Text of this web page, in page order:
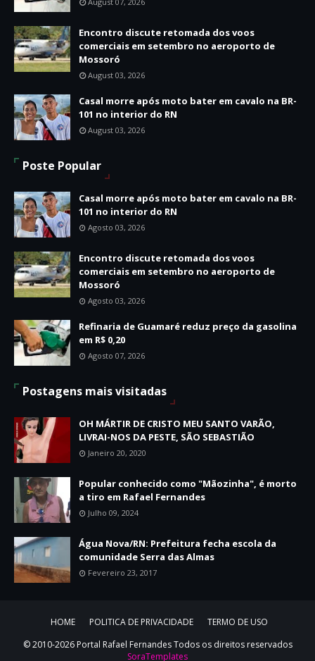
Encontro discute retomada dos voos
comerciais em setembro no aeroporto de
Mossoró
August 03, 2026
Casal morre após moto bater em cavalo na BR-
101 no interior do RN
August 03, 2026
Poste Popular
Casal morre após moto bater em cavalo na BR-
101 no interior do RN
Agosto 03, 2026
Encontro discute retomada dos voos
comerciais em setembro no aeroporto de
Mossoró
Agosto 03, 2026
Refinaria de Guamaré reduz preço da gasolina
em R$ 0,20
Agosto 07, 2026
Postagens mais visitadas
OH MÁRTIR DE CRISTO MEU SANTO VARÃO,
LIVRAI-NOS DA PESTE, SÃO SEBASTIÃO
Janeiro 20, 2020
Popular conhecido como "Mãozinha", é morto
a tiro em Rafael Fernandes
Julho 09, 2024
Água Nova/RN: Prefeitura fecha escola da
comunidade Serra das Almas
Fevereiro 23, 2017
HOME POLITICA DE PRIVACIDADE
TERMO DE USO
© 2010-2026 Portal Rafael Fernandes Todos os direitos reservados
SoraTemplates